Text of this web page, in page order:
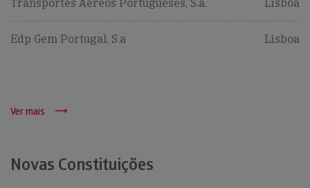
Transportes Aéreos Portugueses, S.a. Lisboa
Edp Gem Portugal, S.a Lisboa
Ver mais
Novas Constituições